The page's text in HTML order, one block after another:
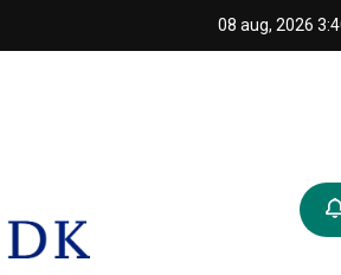
08 aug, 2026